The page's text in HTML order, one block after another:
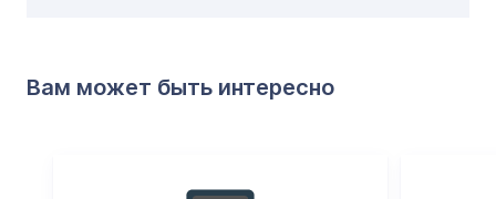
Вам может быть интересно